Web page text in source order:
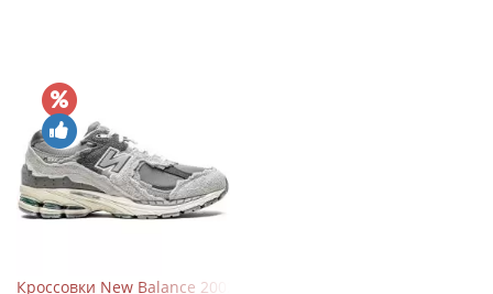
Кроссовки New Balance 2002R Protection Pack Grey